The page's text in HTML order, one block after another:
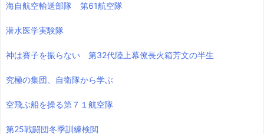
海自航空輸送部隊 第61航空隊
潜水医学実験隊
神は賽子を振らない 第32代陸上幕僚長火箱芳文の半生
究極の集団、自衛隊から学ぶ
空飛ぶ船を操る第７１航空隊
第25戦闘団冬季訓練検閲